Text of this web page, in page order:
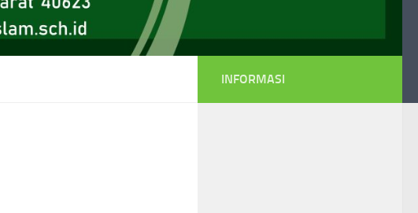
INFORMASI